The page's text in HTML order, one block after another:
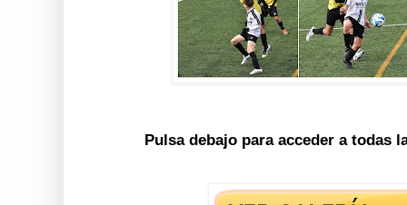
Pulsa debajo para acceder a todas